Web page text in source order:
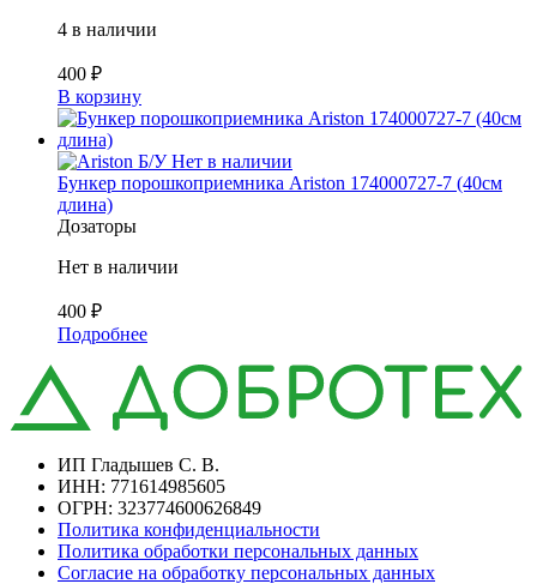
4 в наличии
400 ₽
В корзину
Б/У Нет в наличии
Бункер порошкоприемника Ariston 174000727-7 (40см
длина)
Дозаторы
Нет в наличии
400 ₽
Подробнее
ИП Гладышев С. В.
ИНН: 771614985605
ОГРН: 323774600626849
Политика конфиденциальности
Политика обработки персональных данных
Согласие на обработку персональных данных